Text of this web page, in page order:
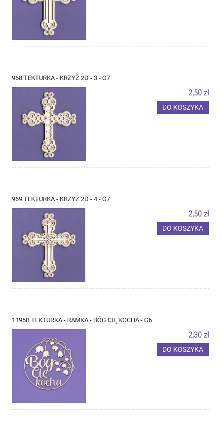
968 TEKTURKA - KRZYŻ 2D - 3 - G7
2,50 zł
DO KOSZYKA
969 TEKTURKA - KRZYŻ 2D - 4 - G7
2,50 zł
DO KOSZYKA
1195B TEKTURKA - RAMKA - BÓG CIĘ KOCHA - G6
2,30 zł
DO KOSZYKA